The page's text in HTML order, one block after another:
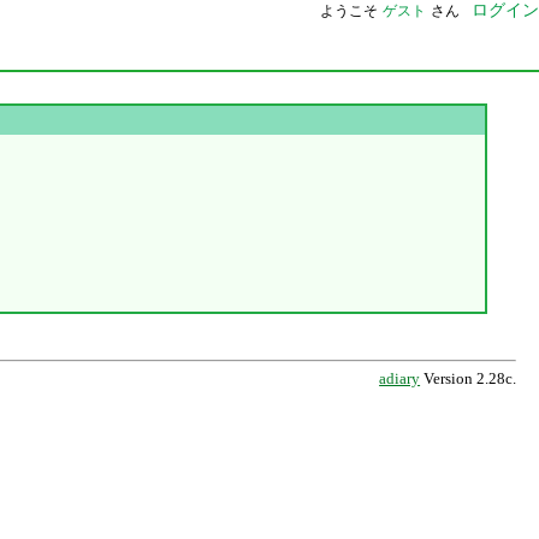
ようこそ ゲスト さん ログイン
adiary Version 2.28c.